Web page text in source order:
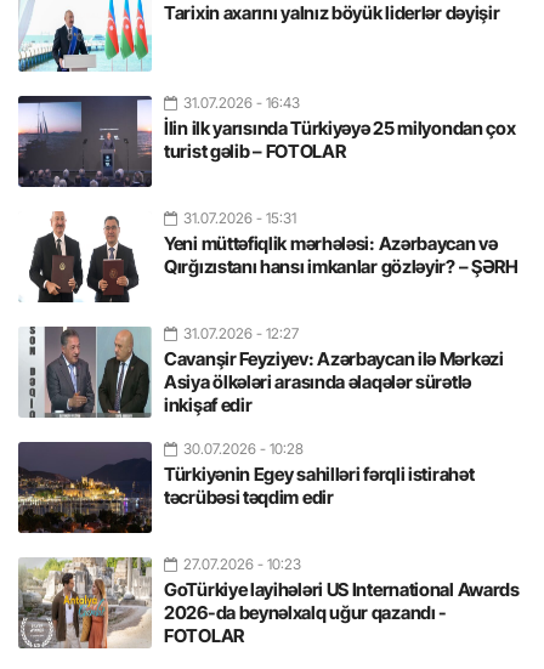
Tarixin axarını yalnız böyük liderlər dəyişir
31.07.2026 - 16:43
İlin ilk yarısında Türkiyəyə 25 milyondan çox
turist gəlib – FOTOLAR
31.07.2026 - 15:31
Yeni müttəfiqlik mərhələsi: Azərbaycan və
Qırğızıstanı hansı imkanlar gözləyir? – ŞƏRH
31.07.2026 - 12:27
Cavanşir Feyziyev: Azərbaycan ilə Mərkəzi
Asiya ölkələri arasında əlaqələr sürətlə
inkişaf edir
30.07.2026 - 10:28
Türkiyənin Egey sahilləri fərqli istirahət
təcrübəsi təqdim edir
27.07.2026 - 10:23
GoTürkiye layihələri US International Awards
2026-da beynəlxalq uğur qazandı -
FOTOLAR